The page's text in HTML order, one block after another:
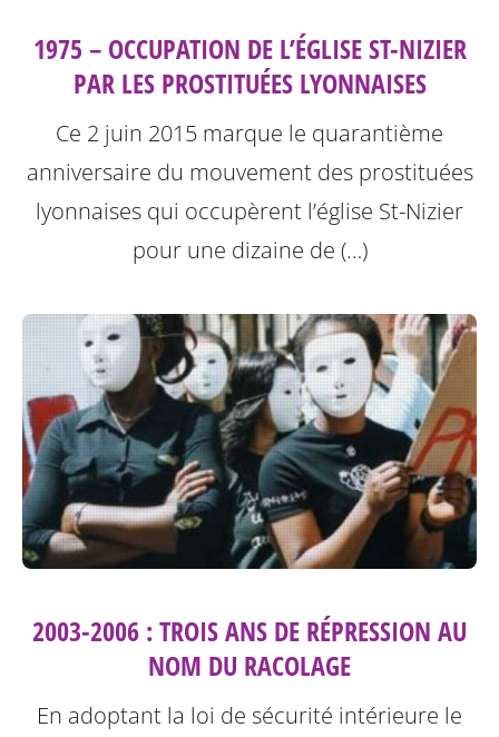
1975 – OCCUPATION DE L’ÉGLISE ST-NIZIER
PAR LES PROSTITUÉES LYONNAISES
Ce 2 juin 2015 marque le quarantième
anniversaire du mouvement des prostituées
lyonnaises qui occupèrent l’église St-Nizier
pour une dizaine de (…)
2003-2006 : TROIS ANS DE RÉPRESSION AU
NOM DU RACOLAGE
En adoptant la loi de sécurité intérieure le